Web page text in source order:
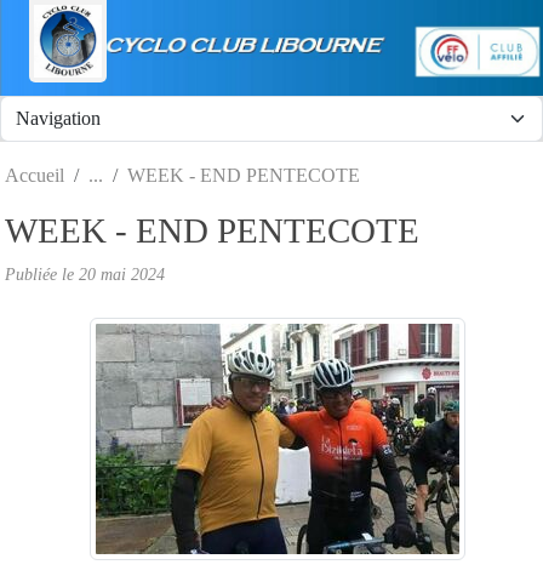
Accueil WEEK - END PENTECOTE
WEEK - END PENTECOTE
Publiée le 20 mai 2024
Panneau de gestion des cookies